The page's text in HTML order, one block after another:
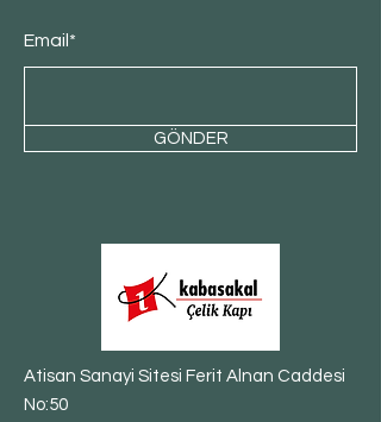
Email*
GÖNDER
Atisan Sanayi Sitesi Ferit Alnan Caddesi
No:50